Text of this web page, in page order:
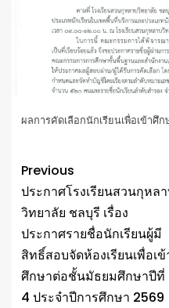
ผลการคัดเลือกนักเรียนเพื่อเข้าศึก
Previous
ประกาศโรงเรียนสวนกุหล
วิทยาลัย ชลบุรี เรื่อง
ประกาศรายชื่อนักเรียนผู้มี
สิทธิ์สอบจัดห้องเรียนเพื่อเข้
ศึกษาต่อชั้นมัธยมศึกษาปีที่
4 ประจำปีการศึกษา 2569